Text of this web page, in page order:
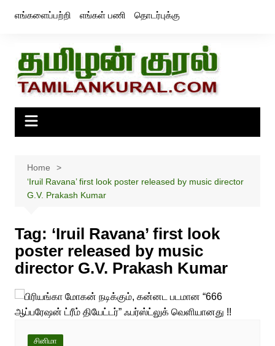
எங்களைப்பற்றி எங்கள் பணி தொடர்புக்கு
Home
‘Iruil Ravana’ first look poster released by music director
G.V. Prakash Kumar
Tag: ‘Iruil Ravana’ first look
poster released by music
director G.V. Prakash Kumar
சினிமா